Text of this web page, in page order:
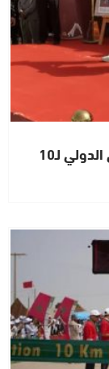
الدشيرة تحتضن النسخة الثانية من السباق الدولي لـ10